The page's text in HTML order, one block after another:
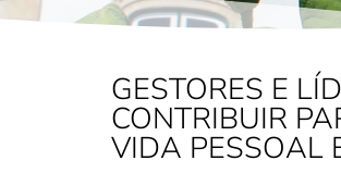
GESTORES E
CONTRIBUIR
VIDA PESSOAL